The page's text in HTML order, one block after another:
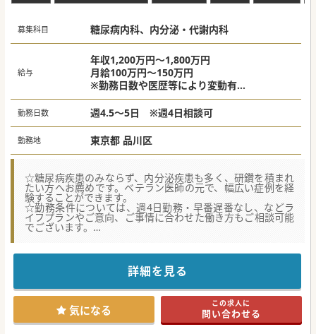
募集科目 糖尿病内科、内分泌・代謝内科
給与
年収1,200万円～1,800万円
月給100万円～150万円
※勤務日数や医歴等により変動有
※当直手当は別途支給
勤務日数 週4.5～5日 ※週4日相談可
勤務地 東京都 品川区
☆糖尿病疾患のみならず、内分泌疾患も多く、研鑽を積まれ
たい方へお薦めです。ベテラン医師の元で、幅広い症例を経
験することができます。
☆勤務条件については、週4日勤務・早番遅番なし、などラ
イフプランやご意向、ご事情に合わせた働き方もご相談可能
でございます。
☆品川区JR/東急線最寄駅から、徒歩数分の立地も魅力の一つ
便でございます。
■元々、企業立病院の400床規模の一般病院であり、長い間
地域医療の要として最先端の医療サービスを提供していま
■大手法人グループに属しているため、最新の医療設備を多
く導入し、経営面での安定性と最新の医療インフラを備えて
詳細を見る
気になる この求人に
問い合わせる